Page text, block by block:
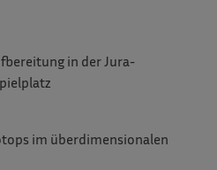
in der Jura-
im überdimensionalen